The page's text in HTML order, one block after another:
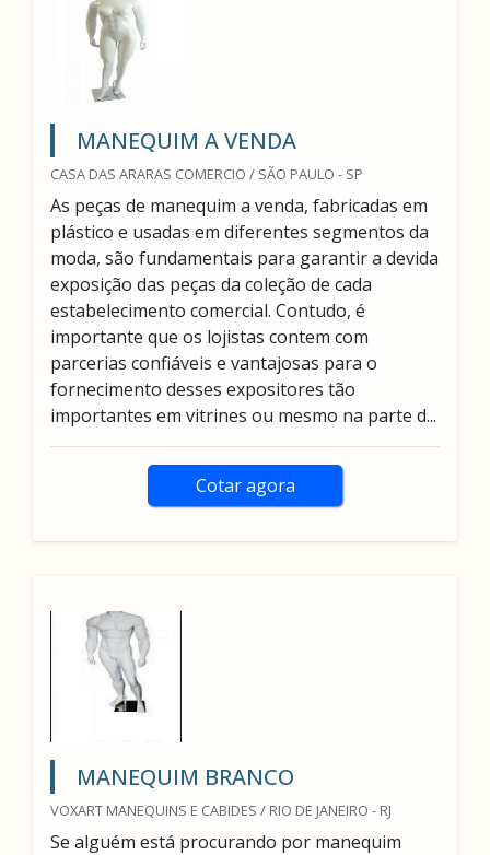
MANEQUIM A VENDA
CASA DAS ARARAS COMERCIO / SÃO PAULO - SP
As peças de manequim a venda, fabricadas em
plástico e usadas em diferentes segmentos da
moda, são fundamentais para garantir a devida
exposição das peças da coleção de cada
estabelecimento comercial. Contudo, é
importante que os lojistas contem com
parcerias confiáveis e vantajosas para o
fornecimento desses expositores tão
importantes em vitrines ou mesmo na parte d...
Cotar agora
MANEQUIM BRANCO
VOXART MANEQUINS E CABIDES / RIO DE JANEIRO - RJ
Se alguém está procurando por manequim